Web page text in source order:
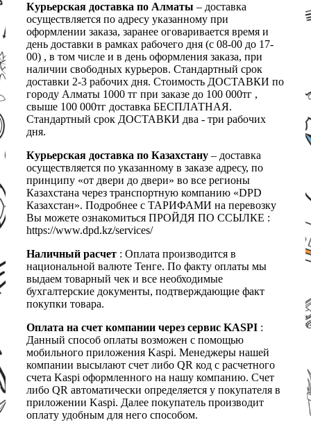
Курьерская доставка по Алматы – доставка
осуществляется по адресу указанному при
оформлении заказа, заранее оговаривается время и
день доставки в рамках рабочего дня (с 08-00 до 17-
00) , в том числе и в день оформления заказа, при
наличии свободных курьеров. Стандартный срок
доставки 2-3 рабочих дня. Стоимость ДОСТАВКИ по
городу Алматы 1000 тг при заказе до 100 000тг ,
свыше 100 000тг доставка БЕСПЛАТНАЯ.
Стандартный срок ДОСТАВКИ два - три рабочих
дня.
Курьерская доставка по Казахстану – доставка
осуществляется по указанному в заказе адресу, по
принципу «от двери до двери» во все регионы
Казахстана через транспортную компанию «DPD
Казахстан». Подробнее с ТАРИФАМИ на перевозку
Вы можете ознакомиться ПРОЙДЯ ПО ССЫЛКЕ :
https://www.dpd.kz/services/
Наличный расчет : Оплата производится в
национальной валюте Тенге. По факту оплаты мы
выдаем товарный чек и все необходимые
бухгалтерские документы, подтверждающие факт
покупки товара.
Оплата на счет компании через сервис KASPI :
Данный способ оплаты возможен с помощью
мобильного приложения Kaspi. Менеджеры нашей
компании высылают счет либо QR код с расчетного
счета Kaspi оформленного на нашу компанию. Счет
либо QR автоматически определяется у покупателя в
приложении Kaspi. Далее покупатель производит
оплату удобным для него способом.